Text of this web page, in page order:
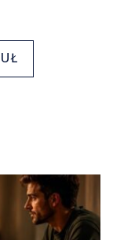
WŁOCHY